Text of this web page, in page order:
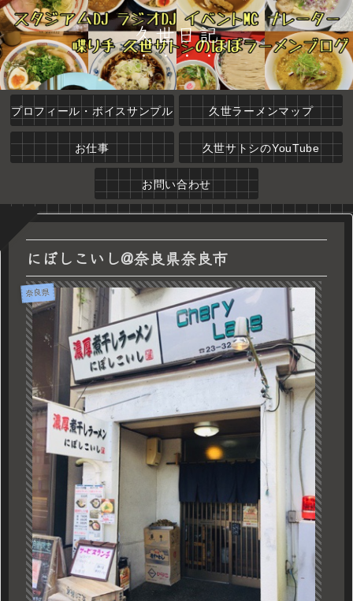
久世日記
プロフィール・ボイスサンプル 久世ラーメンマップ
お仕事 久世サトシのYouTube
お問い合わせ
にぼしこいし@奈良県奈良市
奈良県